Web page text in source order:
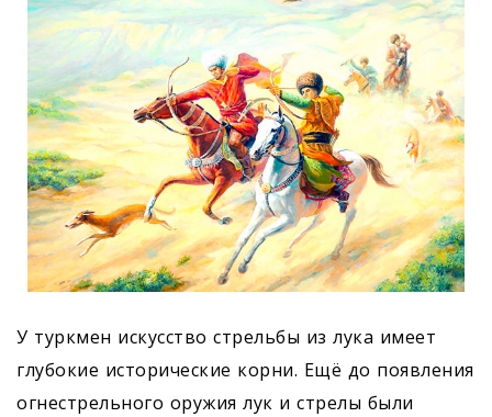
У туркмен искусство стрельбы из лука имеет
глубокие исторические корни. Ещё до появления
огнестрельного оружия лук и стрелы были